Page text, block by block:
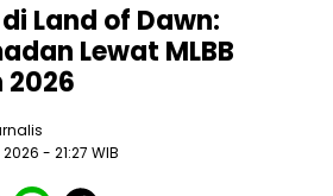
Land of Dawn:
Lewat MLBB
2026
- 21:27 WIB